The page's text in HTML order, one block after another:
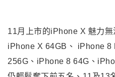
11月上市的iPhone X 魅力
iPhone X 64GB、 iPhone
256G、iPhone 8 64G、